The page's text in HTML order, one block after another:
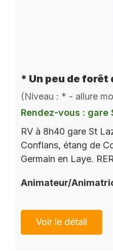
* Un peu de forêt
(Niveau : * - allure
Rendez-vous : gare
RV à 8h40 gare St
Conflans, étang de
Germain en Laye.
Animateur/
Voir le détail